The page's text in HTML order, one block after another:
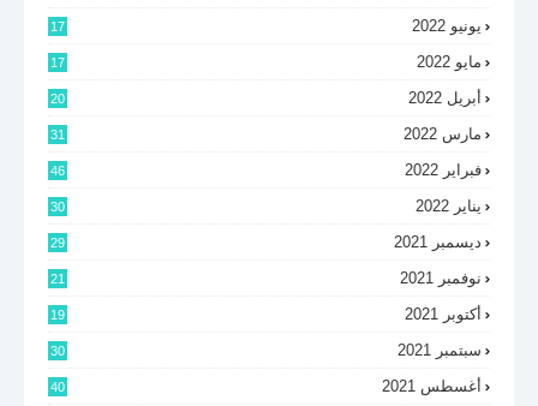
يونيو 2022 17
مايو 2022 17
أبريل 2022 20
مارس 2022 31
فبراير 2022 46
يناير 2022 30
ديسمبر 2021 29
نوفمبر 2021 21
أكتوبر 2021 19
سبتمبر 2021 30
أغسطس 2021 40